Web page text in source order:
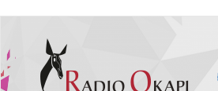
contenu
principal